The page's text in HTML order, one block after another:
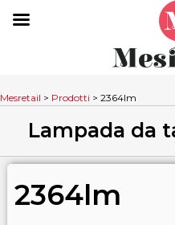
Mesretail > Prodotti > 2364lm
Lampada da
2364lm